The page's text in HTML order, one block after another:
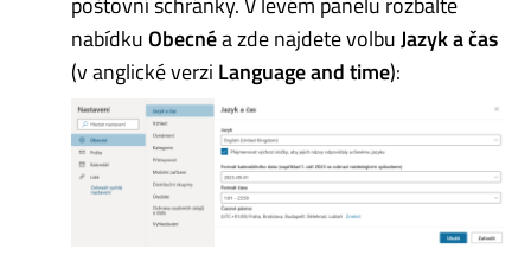
nabídkuObecnéa zde najdete volbuJazyk a čas
(v anglické verzi Language and time):